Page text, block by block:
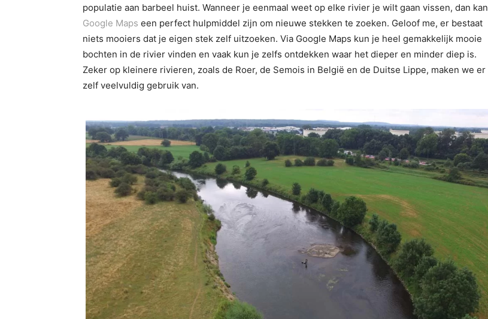
populatie aan barbeel huist. Wanneer je eenmaal weet op elke rivier je wilt gaan vissen, dan kan
Google Maps een perfect hulpmiddel zijn om nieuwe stekken te zoeken. Geloof me, er bestaat
niets mooiers dat je eigen stek zelf uitzoeken. Via Google Maps kun je heel gemakkelijk mooie
bochten in de rivier vinden en vaak kun je zelfs ontdekken waar het dieper en minder diep is.
Zeker op kleinere rivieren, zoals de Roer, de Semois in België en de Duitse Lippe, maken we er
zelf veelvuldig gebruik van.